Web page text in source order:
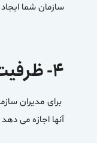
سازمان شما
۴- ظرفیت بیشتر
برای مدیران
آنها اجازه می